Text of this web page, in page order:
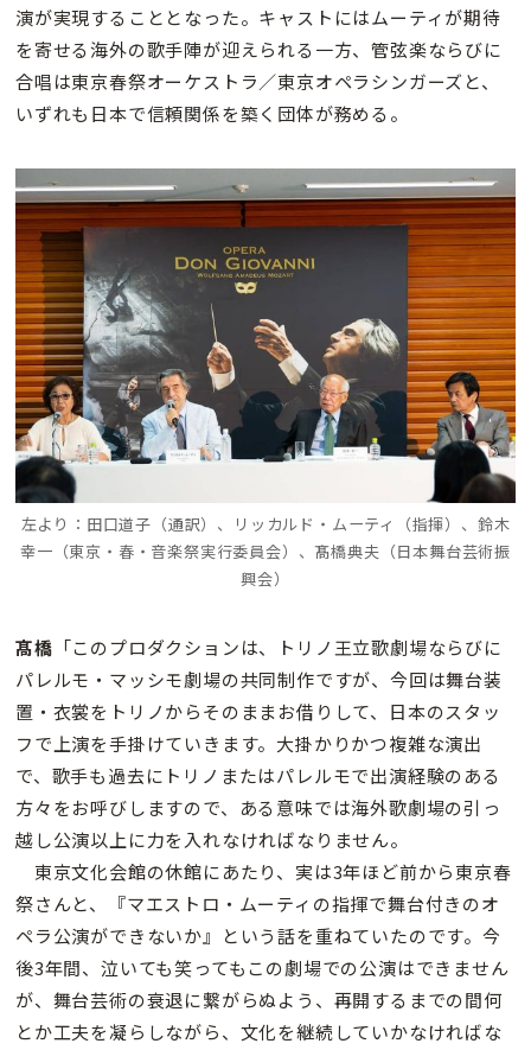
演が実現することとなった。キャストにはムーティが期待
を寄せる海外の歌手陣が迎えられる一方、管弦楽ならびに
合唱は東京春祭オーケストラ／東京オペラシンガーズと、
いずれも日本で信頼関係を築く団体が務める。
左より：田口道子（通訳）、リッカルド・ムーティ（指揮）、鈴木
幸一（東京・春・音楽祭実行委員会）、髙橋典夫（日本舞台芸術振
興会）
髙橋 「このプロダクションは、トリノ王立歌劇場ならびに
パレルモ・マッシモ劇場の共同制作ですが、今回は舞台装
置・衣裳をトリノからそのままお借りして、日本のスタッ
フで上演を手掛けていきます。大掛かりかつ複雑な演出
で、歌手も過去にトリノまたはパレルモで出演経験のある
方々をお呼びしますので、ある意味では海外歌劇場の引っ
越し公演以上に力を入れなければなりません。
東京文化会館の休館にあたり、実は3年ほど前から東京春
祭さんと、『マエストロ・ムーティの指揮で舞台付きのオ
ペラ公演ができないか』という話を重ねていたのです。今
後3年間、泣いても笑ってもこの劇場での公演はできません
が、舞台芸術の衰退に繋がらぬよう、再開するまでの間何
とか工夫を凝らしながら、文化を継続していかなければな